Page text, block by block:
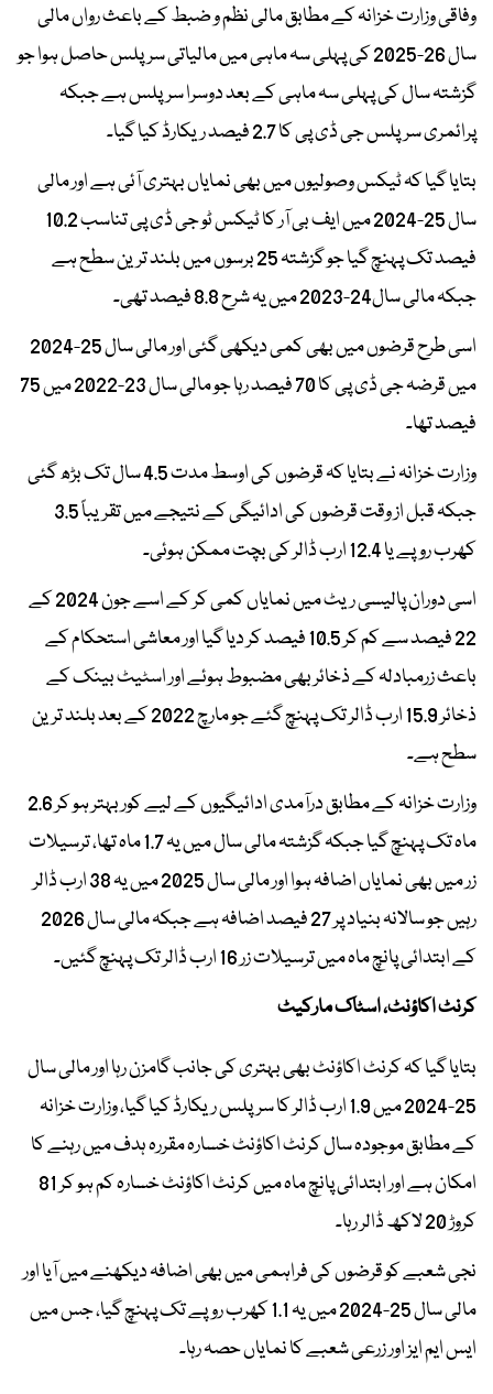
وفاقی وزارت خزانہ کے مطابق مالی نظم و ضبط کے باعث رواں مالی
سال 26-2025 کی پہلی سہ ماہی میں مالیاتی سرپلس حاصل ہوا جو
گزشتہ سال کی پہلی سہ ماہی کے بعد دوسرا سرپلس ہے جبکہ
پرائمری سرپلس جی ڈی پی کا 2.7 فیصد ریکارڈ کیا گیا۔
بتایا گیا کہ ٹیکس وصولیوں میں بھی نمایاں بہتری آئی ہے اور مالی
سال 25-2024 میں ایف بی آر کا ٹیکس ٹو جی ڈی پی تناسب 10.2
فیصد تک پہنچ گیا جو گزشتہ 25 برسوں میں بلند ترین سطح ہے
جبکہ مالی سال24-2023 میں یہ شرح 8.8 فیصد تھی۔
اسی طرح قرضوں میں بھی کمی دیکھی گئی اور مالی سال 25-2024
میں قرضہ جی ڈی پی کا 70 فیصد رہا جو مالی سال 23-2022 میں 75
فیصد تھا۔
وزارت خزانہ نے بتایا کہ قرضوں کی اوسط مدت 4.5 سال تک بڑھ گئی
جبکہ قبل از وقت قرضوں کی ادائیگی کے نتیجے میں تقریباً 3.5
کھرب روپے یا 12.4 ارب ڈالر کی بچت ممکن ہوئی۔
اسی دوران پالیسی ریٹ میں نمایاں کمی کر کے اسے جون 2024 کے
22 فیصد سے کم کر 10.5 فیصد کر دیا گیا اور معاشی استحکام کے
باعث زرمبادلہ کے ذخائر بھی مضبوط ہوئے اور اسٹیٹ بینک کے
ذخائر 15.9 ارب ڈالر تک پہنچ گئے جو مارچ 2022 کے بعد بلند ترین
سطح ہے۔
وزارت خزانہ کے مطابق درآمدی ادائیگیوں کے لیے کور بہتر ہو کر 2.6
ماہ تک پہنچ گیا جبکہ گزشتہ مالی سال میں یہ 1.7 ماہ تھا، ترسیلات
زر میں بھی نمایاں اضافہ ہوا اور مالی سال 2025 میں یہ 38 ارب ڈالر
رہیں جو سالانہ بنیاد پر 27 فیصد اضافہ ہے جبکہ مالی سال 2026
کے ابتدائی پانچ ماہ میں ترسیلات زر 16 ارب ڈالر تک پہنچ گئیں۔
کرنٹ اکاؤنٹ، اسٹاک مارکیٹ
بتایا گیا کہ کرنٹ اکاؤنٹ بھی بہتری کی جانب گامزن رہا اور مالی سال
25-2024 میں 1.9 ارب ڈالر کا سرپلس ریکارڈ کیا گیا، وزارت خزانہ
کے مطابق موجودہ سال کرنٹ اکاؤنٹ خسارہ مقررہ ہدف میں رہنے کا
امکان ہے اور ابتدائی پانچ ماہ میں کرنٹ اکاؤنٹ خسارہ کم ہو کر 81
کروڑ 20 لاکھ ڈالر رہا۔
نجی شعبے کو قرضوں کی فراہمی میں بھی اضافہ دیکھنے میں آیا اور
مالی سال 25-2024 میں یہ 1.1 کھرب روپے تک پہنچ گیا، جس میں
ایس ایم ایز اور زرعی شعبے کا نمایاں حصہ رہا۔